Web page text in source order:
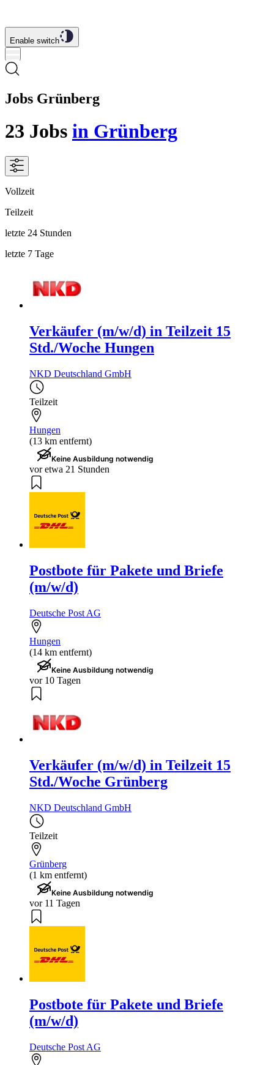
Enable switch
Jobs Grünberg
23 Jobs in Grünberg
Vollzeit
Teilzeit
letzte 24 Stunden
letzte 7 Tage
Verkäufer (m/w/d) in Teilzeit 15
Std./Woche Hungen
NKD Deutschland GmbH
Teilzeit
Hungen
(13 km entfernt)
Keine Ausbildung notwendig
vor etwa 21 Stunden
Postbote für Pakete und Briefe
(m/w/d)
Deutsche Post AG
Hungen
(14 km entfernt)
Keine Ausbildung notwendig
vor 10 Tagen
Verkäufer (m/w/d) in Teilzeit 15
Std./Woche Grünberg
NKD Deutschland GmbH
Teilzeit
Grünberg
(1 km entfernt)
Keine Ausbildung notwendig
vor 11 Tagen
Postbote für Pakete und Briefe
(m/w/d)
Deutsche Post AG